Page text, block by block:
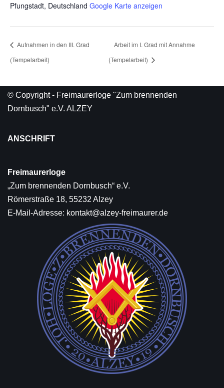
Pfungstadt, Deutschland Google Karte anzeigen
Aufnahmen in den III. Grad
(Tempelarbeit)
Arbeit im I. Grad mit Annahme
(Tempelarbeit)
© Copyright - Freimaurerloge "Zum brennenden
Dornbusch" e.V. ALZEY
ANSCHRIFT
Freimaurerloge
„Zum brennenden Dornbusch“ e.V.
Römerstraße 18, 55232 Alzey
E-Mail-Adresse: kontakt@alzey-freimaurer.de